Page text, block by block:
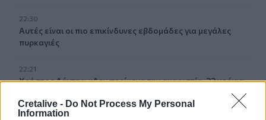
Cretalive - Do Not Process My Personal
Information
22:30
Αυτές είναι οι πιο επικίνδυνες εβδομάδες για μεγάλες
πυρκαγιές
22:21
Χρήστος Δάντης: «Δεν περίμενα την αχαριστία, 22 χρόνια
έγραψα αυτό το τραγούδι»